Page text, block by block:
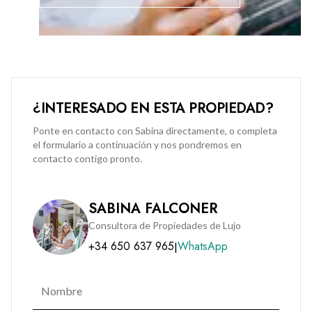
Contact us today to arrange a viewing.
¿INTERESADO EN ESTA PROPIEDAD?
Ponte en contacto con Sabina directamente, o completa
el formulario a continuación y nos pondremos en
contacto contigo pronto.
SABINA FALCONER
Consultora de Propiedades de Lujo
+34 650 637 965|WhatsApp